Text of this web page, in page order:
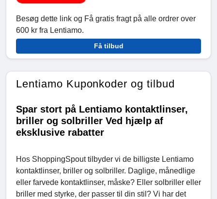
Besøg dette link og Få gratis fragt på alle ordrer over
600 kr fra Lentiamo.
Få tilbud
Lentiamo Kuponkoder og tilbud
Spar stort på Lentiamo kontaktlinser,
briller og solbriller Ved hjælp af
eksklusive rabatter
Hos ShoppingSpout tilbyder vi de billigste Lentiamo
kontaktlinser, briller og solbriller. Daglige, månedlige
eller farvede kontaktlinser, måske? Eller solbriller eller
briller med styrke, der passer til din stil? Vi har det